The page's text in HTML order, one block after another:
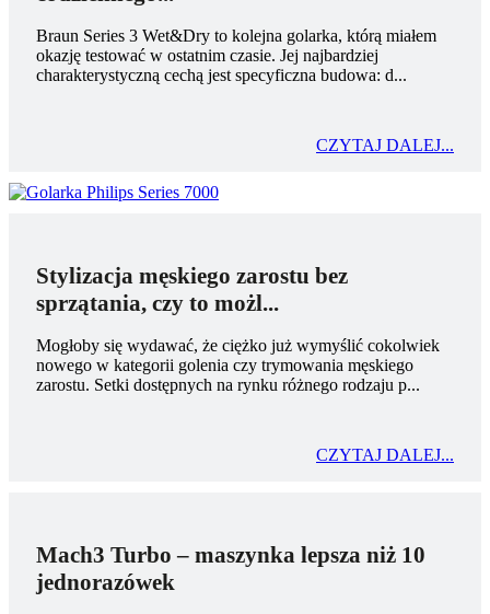
Braun Series 3 Wet&Dry to kolejna golarka, którą miałem
okazję testować w ostatnim czasie. Jej najbardziej
charakterystyczną cechą jest specyficzna budowa: d...
CZYTAJ DALEJ...
Stylizacja męskiego zarostu bez
sprzątania, czy to możl...
Mogłoby się wydawać, że ciężko już wymyślić cokolwiek
nowego w kategorii golenia czy trymowania męskiego
zarostu. Setki dostępnych na rynku różnego rodzaju p...
CZYTAJ DALEJ...
Mach3 Turbo – maszynka lepsza niż 10
jednorazówek